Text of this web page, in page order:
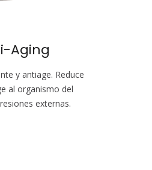
Aging
y antiage. Reduce
al organismo del
externas.